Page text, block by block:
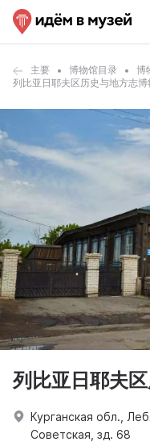
主要 博物馆目录
博
列比亚日耶夫区历史与地方志博
列比亚日耶夫
Курганская обл.,
Советская, зд. 68